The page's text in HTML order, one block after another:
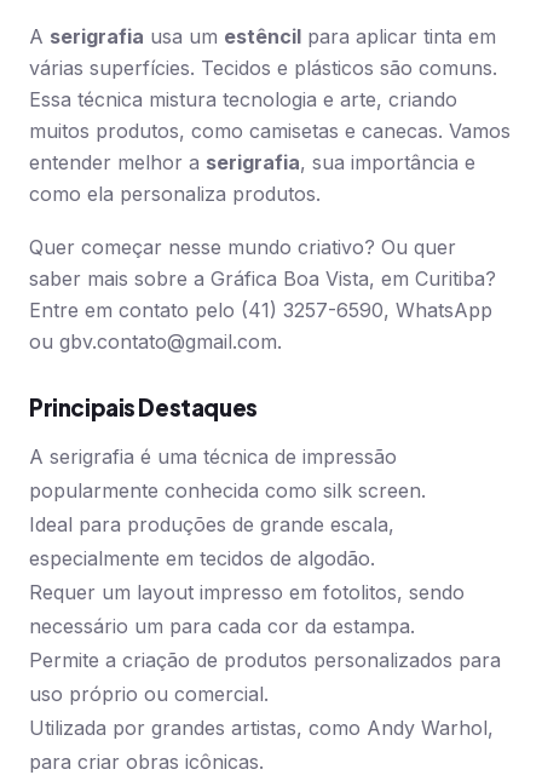
A serigrafia usa um estêncil para aplicar tinta em
várias superfícies. Tecidos e plásticos são comuns.
Essa técnica mistura tecnologia e arte, criando
muitos produtos, como camisetas e canecas. Vamos
entender melhor a serigrafia, sua importância e
como ela personaliza produtos.
Quer começar nesse mundo criativo? Ou quer
saber mais sobre a Gráfica Boa Vista, em Curitiba?
Entre em contato pelo (41) 3257-6590, WhatsApp
ou gbv.contato@gmail.com.
Principais Destaques
A serigrafia é uma técnica de impressão
popularmente conhecida como silk screen.
Ideal para produções de grande escala,
especialmente em tecidos de algodão.
Requer um layout impresso em fotolitos, sendo
necessário um para cada cor da estampa.
Permite a criação de produtos personalizados para
uso próprio ou comercial.
Utilizada por grandes artistas, como Andy Warhol,
para criar obras icônicas.